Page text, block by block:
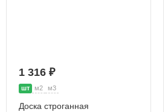
1 316 ₽
шт м2 м3
Доска строганная